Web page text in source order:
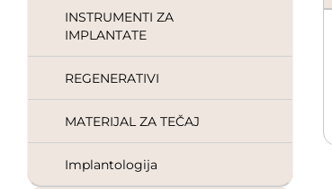
INSTRUMENTI ZA
IMPLANTATE
REGENERATIVI
MATERIJAL ZA TEČAJ
Implantologija